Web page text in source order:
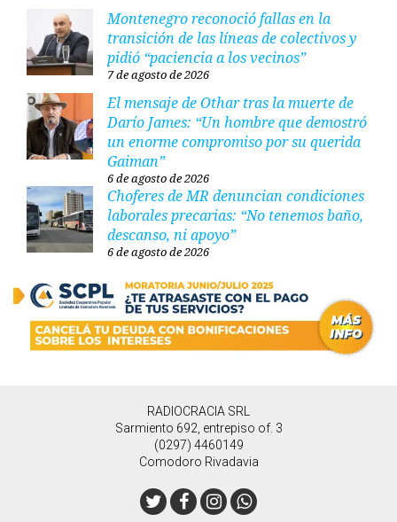
Montenegro reconoció fallas en la
transición de las líneas de colectivos y
pidió “paciencia a los vecinos”
7 de agosto de 2026
El mensaje de Othar tras la muerte de
Darío James: “Un hombre que demostró
un enorme compromiso por su querida
Gaiman”
6 de agosto de 2026
Choferes de MR denuncian condiciones
laborales precarias: “No tenemos baño,
descanso, ni apoyo”
6 de agosto de 2026
RADIOCRACIA SRL
Sarmiento 692, entrepiso of. 3
(0297) 4460149
Comodoro Rivadavia